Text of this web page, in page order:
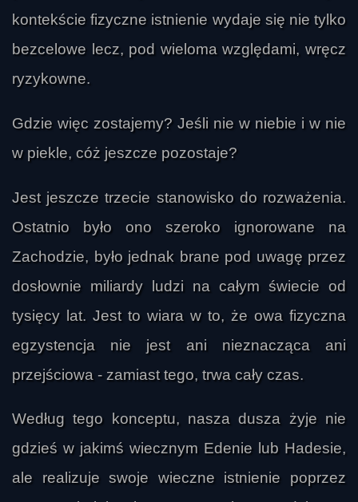
kontekście fizyczne istnienie wydaje się nie tylko
bezcelowe lecz, pod wieloma względami, wręcz
ryzykowne.
Gdzie więc zostajemy? Jeśli nie w niebie i w nie
w piekle, cóż jeszcze pozostaje?
Jest jeszcze trzecie stanowisko do rozważenia.
Ostatnio było ono szeroko ignorowane na
Zachodzie, było jednak brane pod uwagę przez
dosłownie miliardy ludzi na całym świecie od
tysięcy lat. Jest to wiara w to, że owa fizyczna
egzystencja nie jest ani nieznacząca ani
przejściowa - zamiast tego, trwa cały czas.
Według tego konceptu, nasza dusza żyje nie
gdzieś w jakimś wiecznym Edenie lub Hadesie,
ale realizuje swoje wieczne istnienie poprzez